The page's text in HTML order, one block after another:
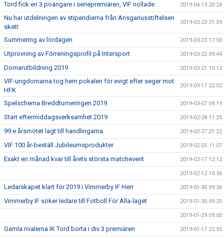
Tord fick en 3 poängare i seriepremiären, VIF nollade. 2019-04-13 20:24
Nu har utdelningen av stipendierna från Ansgariusstiftelsen
skett
2019-03-23 21:59
Summering av lördagen 2019-03-23 17:50
Utprovning av Förreningsprofil på Intersport 2019-03-22 09:44
Domarutbildning 2019 2019-03-21 10:12
VIF-ungdomarna tog hem pokalen för evigt efter seger mot
HFK
2019-03-17 22:02
Spelschema Breddturneringen 2019 2019-03-07 09:19
Start eftermiddagsverksamhet 2019 2019-02-28 11:25
99:e årsmötet lagt till handlingarna 2019-02-27 21:22
VIF 100 år-beställ Jubileumsprodukter 2019-02-25 11:07
Exakt en månad kvar till årets största matchevent 2019-02-17 12:12
2019-02-12 10:36
Ledarskapet klart för 2019 i Vimmerby IF Herr 2019-01-30 09:36
Vimmerby IF söker ledare till Fotboll För Alla-laget 2019-01-30 09:25
2019-01-29 09:00
Gamla rivalerna IK Tord borta i div 3 premiären 2019-01-17 22:55